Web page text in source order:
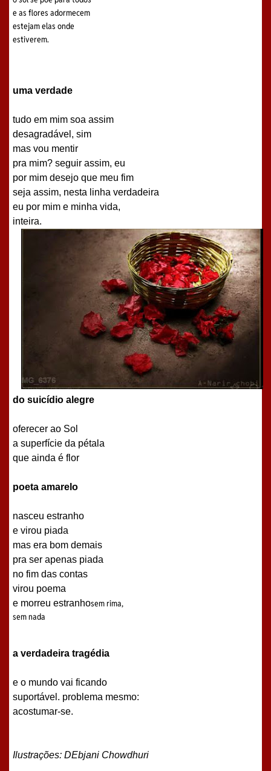
e as flores adormecem
estejam elas onde
estiverem.
uma verdade
tudo em mim soa assim
desagradável, sim
mas vou mentir
pra mim? seguir assim, eu
por mim desejo que meu fim
seja assim, nesta linha verdadeira
eu por mim e minha vida,
inteira.
do suicídio alegre
oferecer ao Sol
a superfície da pétala
que ainda é flor
poeta amarelo
nasceu estranho
e virou piada
mas era bom demais
pra ser apenas piada
no fim das contas
virou poema
e morreu estranhosem rima,
sem nada
a verdadeira tragédia
e o mundo vai ficando
suportável. problema mesmo:
acostumar-se.
Ilustrações: DEbjani Chowdhuri